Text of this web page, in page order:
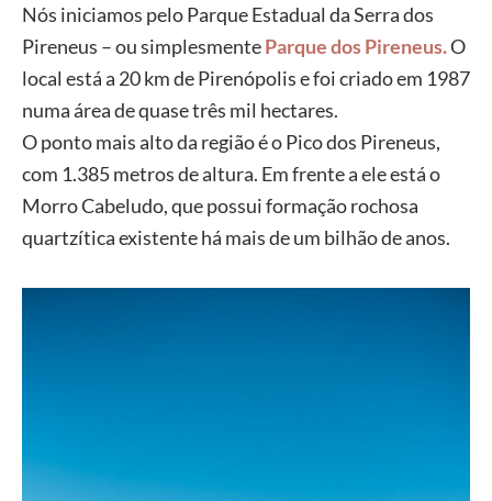
Nós iniciamos pelo Parque Estadual da Serra dos
Pireneus – ou simplesmenteParque dos Pireneus.O
local está a 20 km de Pirenópolis e foi criado em 1987
numa área de quase três mil hectares.
O ponto mais alto da região é o Pico dos Pireneus,
com 1.385 metros de altura. Em frente a ele está o
Morro Cabeludo, que possui formação rochosa
quartzítica existente há mais de um bilhão de anos.